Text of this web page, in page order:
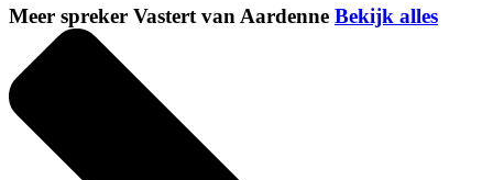
Meer spreker Vastert van Aardenne Bekijk alles